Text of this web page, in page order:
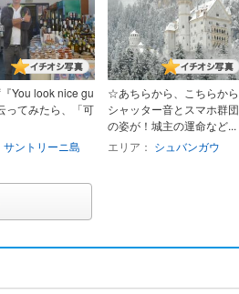
You look nice gu
ってみたら、「可
サントリーニ島
☆あちらから、こちらから
シャッター音とスマホ群団
の姿が！城主の運命など...
エリア： シュバンガウ